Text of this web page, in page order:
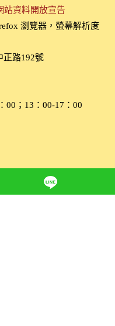
站資料開放宣告
瀏覽器，螢幕解析度
正路192號
00；13：00-17：00